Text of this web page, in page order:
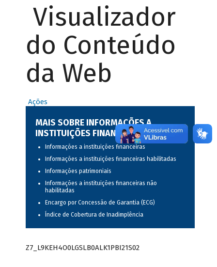
Visualizador
do Conteúdo
da Web
Ações
MAIS SOBRE INFORMAÇÕES A
INSTITUIÇÕES FINANCEIRAS
Informações a instituições financeiras
Informações a instituições financeiras habilitadas
Informações patrimoniais
Informações a instituições financeiras não
habilitadas
Encargo por Concessão de Garantia (ECG)
Índice de Cobertura de Inadimplência
Z7_L9KEH4O0LGSLB0ALK1PBI21S02